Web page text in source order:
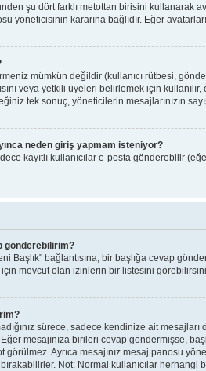
şu dört farklı metottan birisini
yöneticisinin kararına bağlıdır. Eğer
mümkün değildir (kullanıcı rütbesi,
veya yetkili üyeleri belirlemek için
tek sonuç, yöneticilerin mesajlarınızın
neden giriş yapmam isteniyor?
kayıtlı kullanıcılar e-posta gönderebilir
gönderebilirim?
Başlık" bağlantısına, bir başlığa cevap
için mevcut olan izinlerin bir listesini
sürece, sadece kendinize ait
mesajınıza birileri cevap göndermişse,
görülmez. Ayrıca mesajınız mesaj panosu
Not: Normal kullanıcılar herhangi